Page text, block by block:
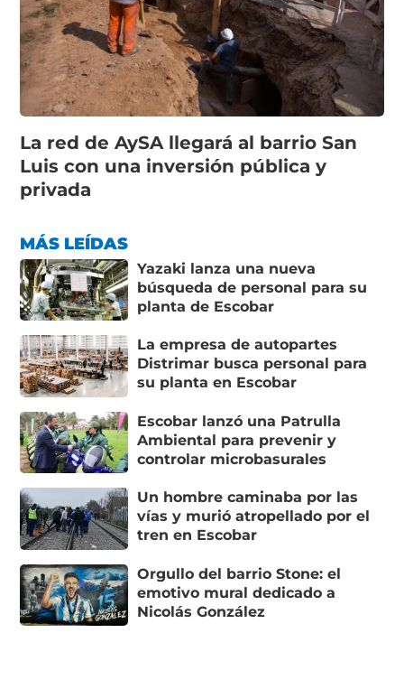
La red de AySA llegará al barrio San
Luis con una inversión pública y
privada
MÁS LEÍDAS
Yazaki lanza una nueva
búsqueda de personal para su
planta de Escobar
La empresa de autopartes
Distrimar busca personal para
su planta en Escobar
Escobar lanzó una Patrulla
Ambiental para prevenir y
controlar microbasurales
Un hombre caminaba por las
vías y murió atropellado por el
tren en Escobar
Orgullo del barrio Stone: el
emotivo mural dedicado a
Nicolás González